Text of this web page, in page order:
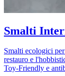
Smalti
Smalti ecologici
restauro e
Toy-Friendly e